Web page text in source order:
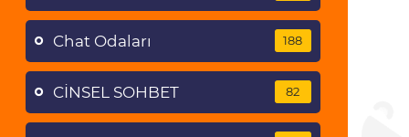
Chat Odaları 188
CİNSEL SOHBET 82